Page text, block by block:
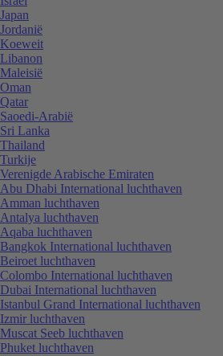
Japan
Jordanië
Koeweit
Libanon
Maleisië
Oman
Qatar
Saoedi-Arabië
Sri Lanka
Thailand
Turkije
Verenigde Arabische Emiraten
Abu Dhabi International luchthaven
Amman luchthaven
Antalya luchthaven
Aqaba luchthaven
Bangkok International luchthaven
Beiroet luchthaven
Colombo International luchthaven
Dubai International luchthaven
Istanbul Grand International luchthaven
Izmir luchthaven
Muscat Seeb luchthaven
Phuket luchthaven